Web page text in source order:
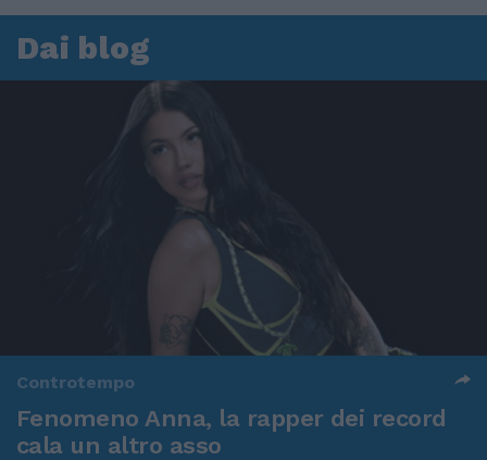
Dai blog
Controtempo
Fenomeno Anna, la rapper dei record
cala un altro asso